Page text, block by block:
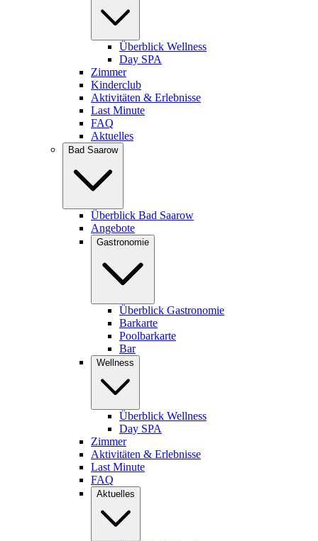
Überblick Wellness
Day SPA
Zimmer
Kinderclub
Aktivitäten & Erlebnisse
Last Minute
FAQ
Aktuelles
Bad Saarow
Überblick Bad Saarow
Angebote
Gastronomie
Überblick Gastronomie
Barkarte
Poolbarkarte
Bar
Wellness
Überblick Wellness
Day SPA
Zimmer
Aktivitäten & Erlebnisse
Last Minute
FAQ
Aktuelles